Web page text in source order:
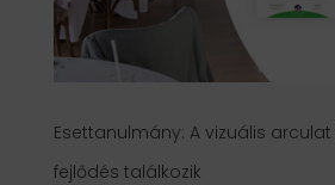
Esettanulmány: A vizuális
fejlődés találkozik